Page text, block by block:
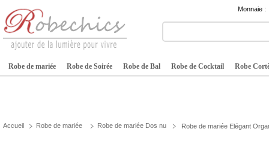
Monnaie :
Robe de mariée Robe de Soirée Robe de Bal Robe de Cocktail Robe
Accueil Robe de mariée Robe de mariée Dos nu Robe de mariée Elégant